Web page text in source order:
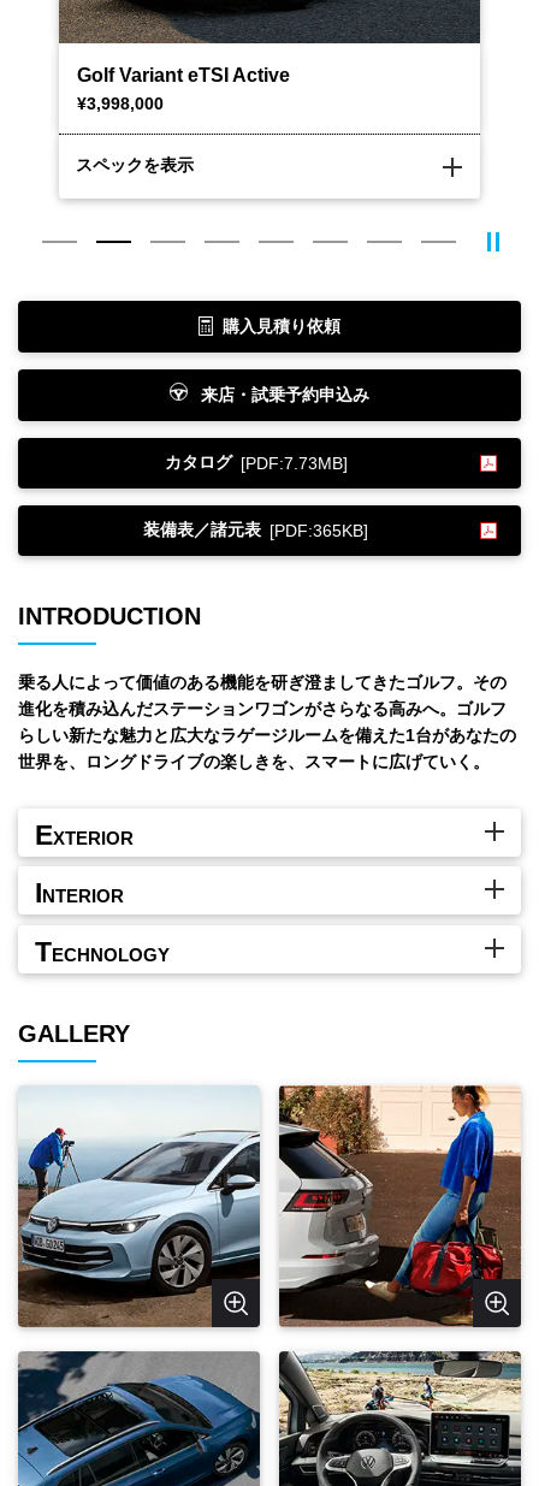
Golf Variant eTSI Active
¥3,998,000
スペックを表示
購入見積り依頼
来店・試乗予約申込み
カタログ [PDF:7.73MB]
装備表／諸元表 [PDF:365KB]
INTRODUCTION
乗る人によって価値のある機能を研ぎ澄ましてきたゴルフ。その
進化を積み込んだステーションワゴンがさらなる高みへ。ゴルフ
らしい新たな魅力と広大なラゲージルームを備えた1台があなたの
世界を、ロングドライブの楽しきを、スマートに広げていく。
EXTERIOR
INTERIOR
TECHNOLOGY
GALLERY